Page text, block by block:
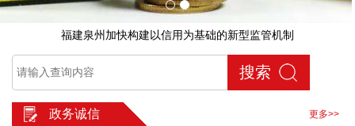
福建泉州加快构建以信用为基础的新型监管机制
搜索
政务诚信 更多>>